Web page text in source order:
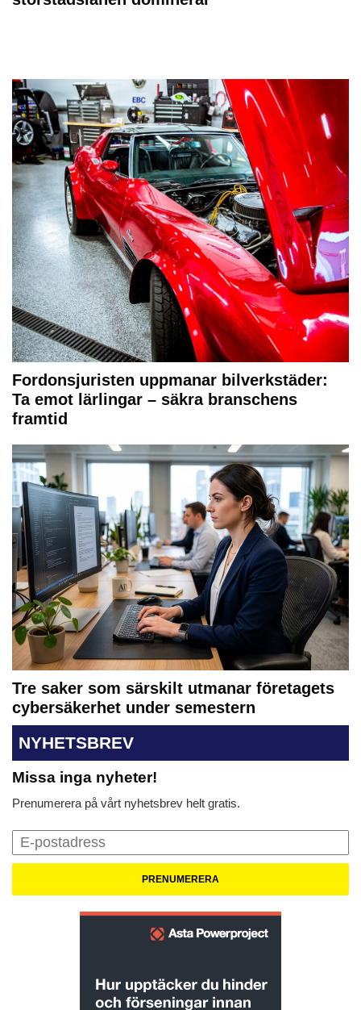
Fordonsjuristen uppmanar bilverkstäder:
Ta emot lärlingar – säkra branschens
framtid
Tre saker som särskilt utmanar företagets
cybersäkerhet under semestern
NYHETSBREV
Missa inga nyheter!
Prenumerera på vårt nyhetsbrev helt gratis.